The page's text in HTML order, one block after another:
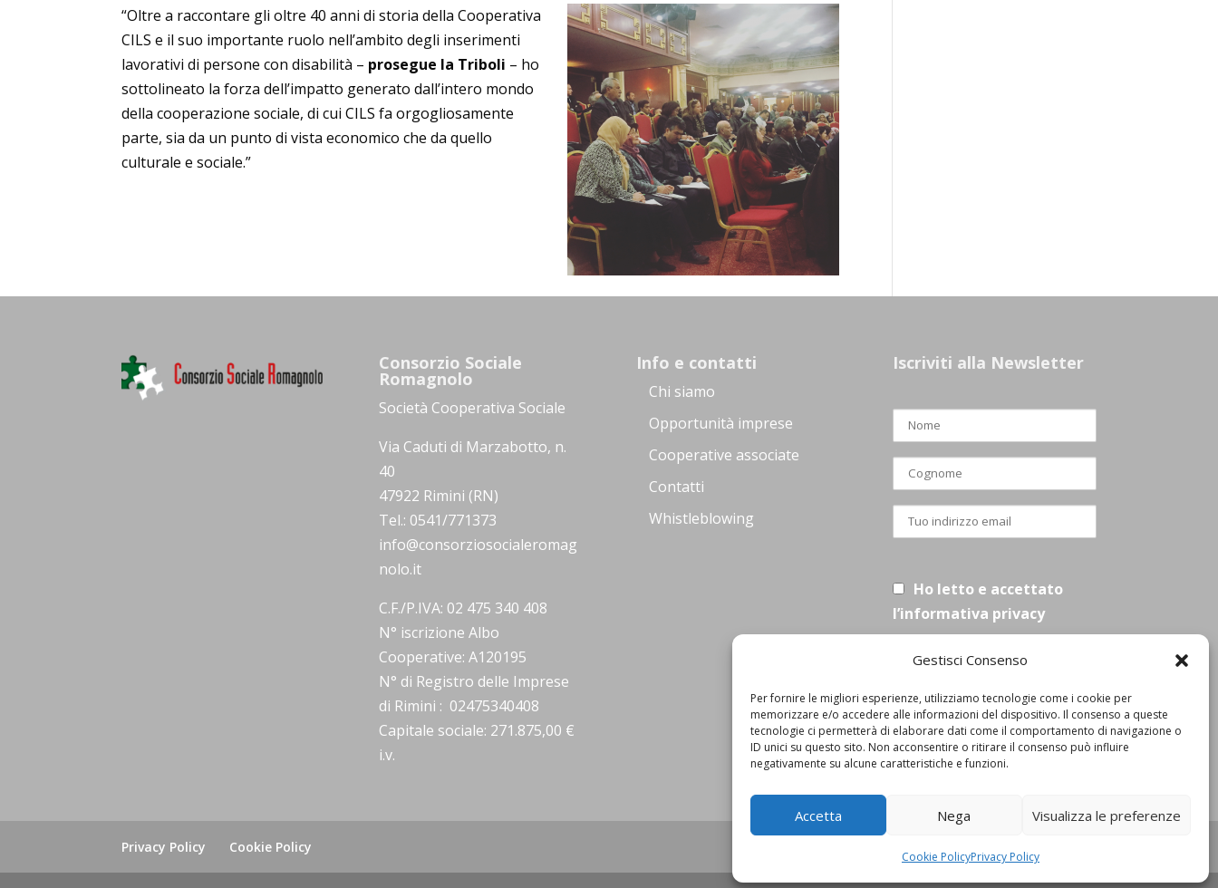
Gestisci Consenso
Per fornire le migliori esperienze, utilizziamo tecnologie come i cookie per
memorizzare e/o accedere alle informazioni del dispositivo. Il consenso a queste
tecnologie ci permetterà di elaborare dati come il comportamento di navigazione o
ID unici su questo sito. Non acconsentire o ritirare il consenso può influire
negativamente su alcune caratteristiche e funzioni.
Accetta Nega Visualizza le preferenze
Cookie PolicyPrivacy Policy
“Oltre a raccontare gli oltre 40 anni di storia della Cooperativa
CILS e il suo importante ruolo nell’ambito degli inserimenti
lavorativi di persone con disabilità – prosegue la Triboli – ho
sottolineato la forza dell’impatto generato dall’intero mondo
della cooperazione sociale, di cui CILS fa orgogliosamente
parte, sia da un punto di vista economico che da quello
culturale e sociale.”
Consorzio Sociale
Romagnolo
Società Cooperativa Sociale
Via Caduti di Marzabotto, n.
40
47922 Rimini (RN)
Tel.: 0541/771373
info@consorziosocialeromag
nolo.it
C.F./P.IVA: 02 475 340 408
N° iscrizione Albo
Cooperative: A120195
N° di Registro delle Imprese
di Rimini : 02475340408
Capitale sociale: 271.875,00 €
i.v.
Info e contatti
Chi siamo
Opportunità imprese
Cooperative associate
Contatti
Whistleblowing
Iscriviti alla Newsletter
Ho letto e accettato
l’informativa privacy
Privacy Policy Cookie Policy